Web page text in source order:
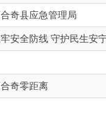
全防线 守护民生安宁——阿
距离
全国“安全生产月”，